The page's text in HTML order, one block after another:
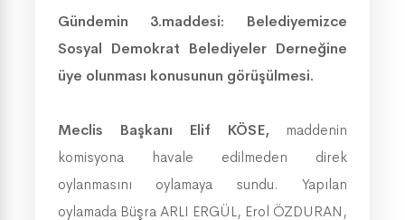
Gündemin 3.maddesi: Belediyemizce
Sosyal Demokrat Belediyeler Derneğine
üye olunması konusunun görüşülmesi.
Meclis Başkanı Elif KÖSE, maddenin
komisyona havale edilmeden direk
oylanmasını oylamaya sundu. Yapılan
oylamada Büşra ARLI ERGÜL, Erol ÖZDURAN,